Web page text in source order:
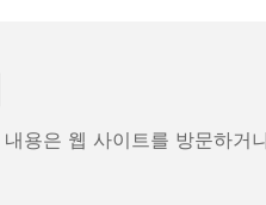
용은 웹 사이트를 방문하거